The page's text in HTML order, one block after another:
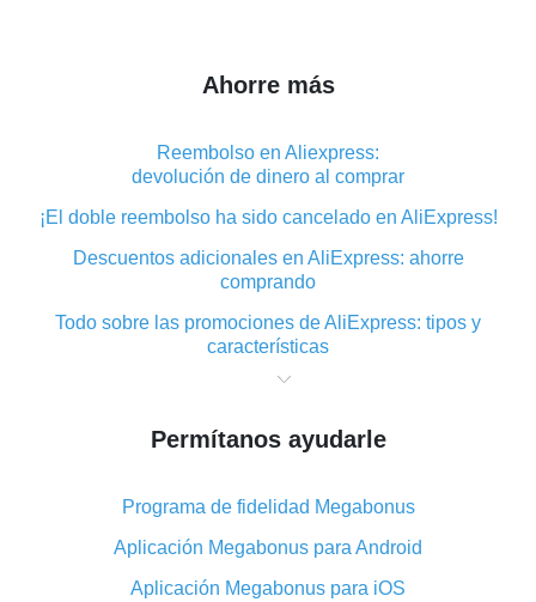
Ahorre más
Reembolso en Aliexpress:
devolución de dinero al comprar
¡El doble reembolso ha sido cancelado en AliExpress!
Descuentos adicionales en AliExpress: ahorre
comprando
Todo sobre las promociones de AliExpress: tipos y
características
Qué es el reembolso «cashback» en AliExpress:
Dónde descargar la aplicación de reembolso en
En qué consiste el complemento de reembolso de
AliExpress y cuáles son sus ventajas
Reembolso desde la aplicación móvil de AliExpress:
Permítanos ayudarle
Programa de fidelidad Megabonus
Aplicación Megabonus para Android
Aplicación Megabonus para iOS